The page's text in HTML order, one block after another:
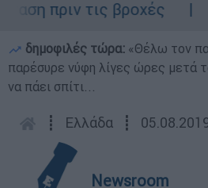
τις βροχές
δημοφιλές τώρα: «Θέλω τον
παρέσυρε νύφη λίγες ώρες μετά
να πάει σπίτι...
┋ Ελλάδα ┋
Newsroom